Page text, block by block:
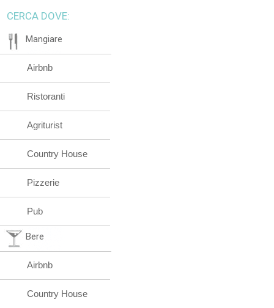
CERCA DOVE:
Mangiare
Airbnb
Ristoranti
Agriturist
Country House
Pizzerie
Pub
Bere
Airbnb
Country House